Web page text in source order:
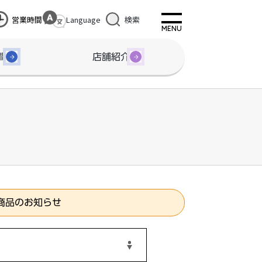
営業時間 Language 検索
店舗紹介
品のお知らせ